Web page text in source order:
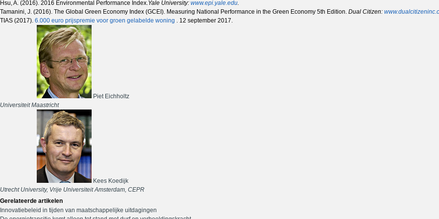
Hsu, A. (2016). 2016 Environmental Performance Index.Yale University: www.epi.yale.edu.
Tamanini, J. (2016). The Global Green Economy Index (GCEI). Measuring National Performance in the Green Economy 5th Edition. Dual Citizen:
TIAS (2017). 6.000 euro prijspremie voor groen gelabelde woning . 12 september 2017.
Piet Eichholtz
Universiteit Maastricht
Kees Koedijk
Utrecht University, Vrije Universiteit Amsterdam, CEPR
Gerelateerde artikelen
Innovatiebeleid in tijden van maatschappelijke uitdagingen